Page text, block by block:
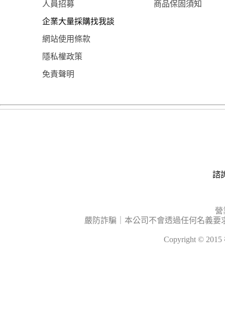
人員招募 商品保固須知
企業大量採購找我談
網站使用條款
隱私權政策
免責聲明
諮
營
嚴防詐騙｜本公司不會透過任何名義
Copyright ©